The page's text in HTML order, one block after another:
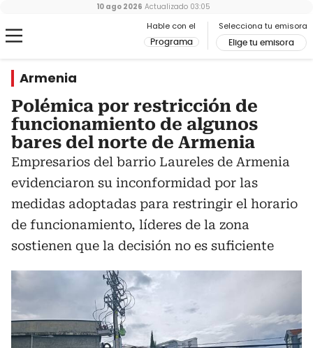
Hable con el
Programa
Selecciona tu emisora
Elige tu emisora
10 ago 2026 Actualizado 03:05
Armenia
Polémica por restricción de
funcionamiento de algunos
bares del norte de Armenia
Empresarios del barrio Laureles de Armenia
evidenciaron su inconformidad por las
medidas adoptadas para restringir el horario
de funcionamiento, líderes de la zona
sostienen que la decisión no es suficiente